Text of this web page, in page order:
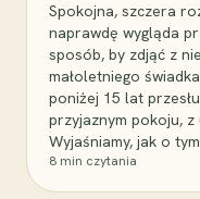
Spokojna, szczera
naprawdę wygląda
sposób, by zdjąć z
małoletniego
poniżej 15 lat
przyjaznym pokoju, z
Wyjaśniamy, jak o
8 min czytania